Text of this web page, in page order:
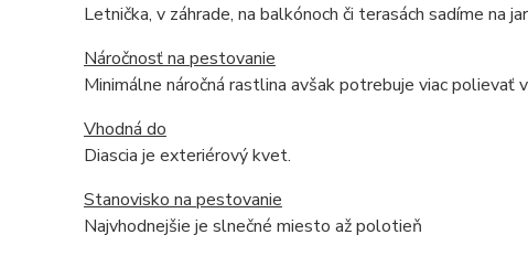
Letnička, v záhrade, na balkónoch či terasách sadíme na
Náročnosť na pestovanie
Minimálne náročná rastlina avšak potrebuje viac polievať
Vhodná do
Diascia je exteriérový kvet.
Stanovisko na pestovanie
Najvhodnejšie je slnečné miesto až polotieň